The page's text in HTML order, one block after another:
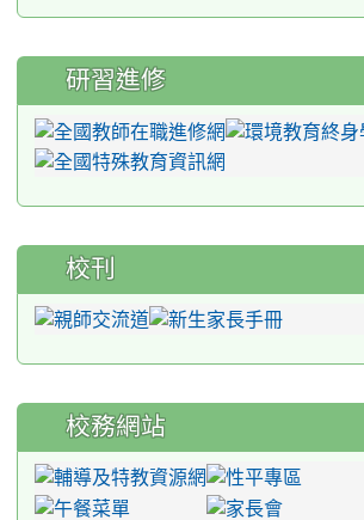
研習進修
校刊
校務網站